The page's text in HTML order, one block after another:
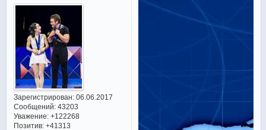
Зарегистрирован: 06.06.2017
Сообщений:43203
Уважение: +122268
Позитив: +41313